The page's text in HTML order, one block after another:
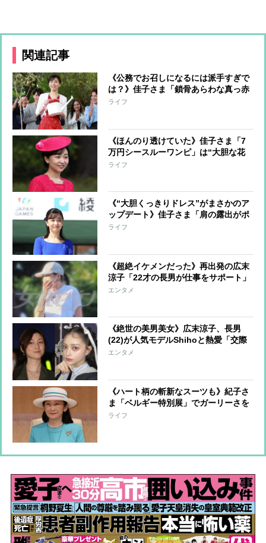
関連記事
《公務でお召しになるには派手すぎで
は？》佳子さま「鎖骨あらわな真っ赤
なワンピース」でコンサートへ「体の
ライフ
《ほんのり透けていた》佳子さま「7
万円シースルーワンピ」は“大胆な花
柄”で「自由にエモーショナルに」が
ライフ
《“大胆くっきりドレス”がまさかのア
ップデート》佳子さま「肩の露出がポ
イント」ワンピースに加えられてい
ライフ
《超絶イケメンだった》再出発の広末
涼子「22才の長男が仕事をサポート」
美人インフルエンサーと真剣交際中の
エンタメ
《絶世の美男美女》広末涼子、長男
(22)が人気モデルShihoと熱愛「交際
は認める」一方で“不安”な母心も
エンタメ
《ハート柄の斬新なスーツも》紀子さ
ま「ベルギー特別展」でガーリーさを
披露「花柄ボタン」に可憐な純白コー
ライフ